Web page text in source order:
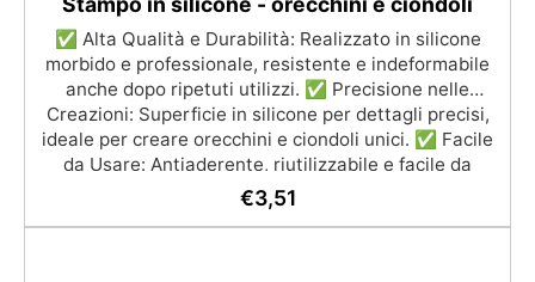
✅ Alta Qualità e Durabilità: Realizzato in silicone
morbido e professionale, resistente e indeformabile
anche dopo ripetuti utilizzi. ✅ Precisione nelle
Creazioni: Superficie in silicone per dettagli precisi,
ideale per creare orecchini e ciondoli unici. ✅ Facile
da Usare: Antiaderente, riutilizzabile e facile da
pulire; basta sciacquare con acqua e detergente
(senza solventi aggressivi). ✅ Resistenza Termica:
€3,51